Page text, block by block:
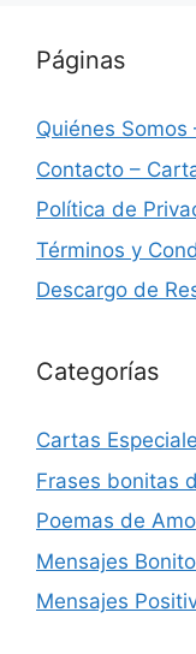
Páginas
Quiénes
Contacto –
Política de
Términos y
Descargo de
Categorías
Cartas
Frases bonitas
Poemas de
Mensajes
Mensajes